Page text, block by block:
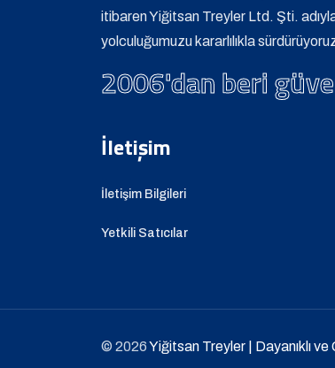
itibaren Yiğitsan Treyler Ltd. Şti.
yolculuğumuzu kararlılıkla
2006'dan beri
İletişim
İletişim Bilgileri
Yetkili Satıcılar
© 2026Yiğitsan Treyler | Dayanıklı